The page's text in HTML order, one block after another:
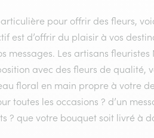
pour offrir des fleurs,
est d’offrir du plaisir à vos
messages. Les artisans
avec des fleurs de qualité,
floral en main propre à votre
toutes les occasions ? d’un
? que votre bouquet soit livré à